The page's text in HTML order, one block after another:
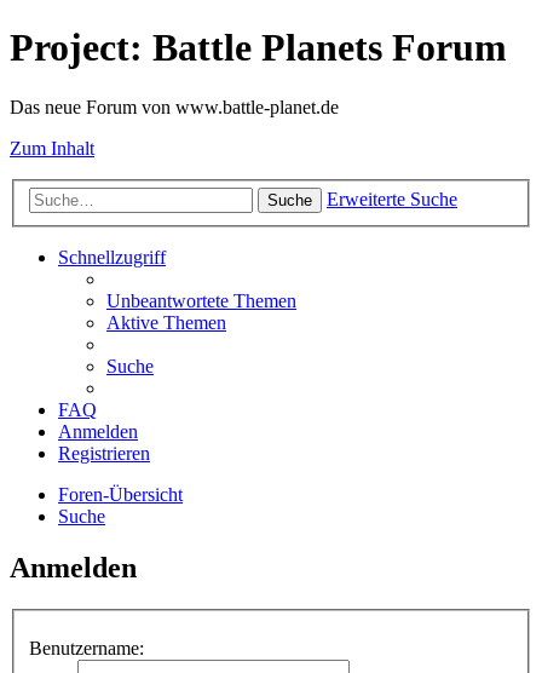
Project: Battle Planets Forum
Das neue Forum von www.battle-planet.de
Zum Inhalt
Suche Erweiterte Suche
Schnellzugriff
Unbeantwortete Themen
Aktive Themen
Suche
FAQ
Anmelden
Registrieren
Foren-Übersicht
Suche
Anmelden
Benutzername: